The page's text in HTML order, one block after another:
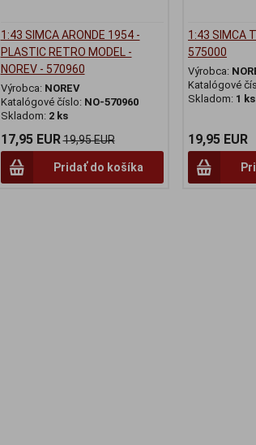
1:43 SIMCA ARONDE 1954 -
PLASTIC RETRO MODEL -
NOREV - 570960
Výrobca: NOREV
Katalógové číslo: NO-570960
Skladom: 2 ks
17,95 EUR19,95 EUR
Pridať do košíka
1:43 SIMCA
575000
Výrobca:
Katalógové
Skladom: 1 ks
19,95 EUR